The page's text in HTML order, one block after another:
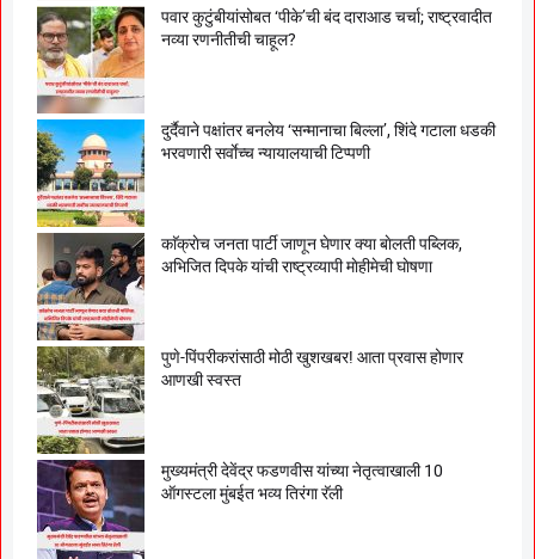
पवार कुटुंबीयांसोबत ‘पीके’ची बंद दाराआड चर्चा; राष्ट्रवादीत
नव्या रणनीतीची चाहूल?
दुर्दैवाने पक्षांतर बनलेय ‘सन्मानाचा बिल्ला’, शिंदे गटाला धडकी
भरवणारी सर्वाेच्च न्यायालयाची टिप्पणी
काॅक्राेच जनता पार्टी जाणून घेणार क्या बाेलती पब्लिक,
अभिजित दिपके यांची राष्ट्रव्यापी माेहीमेची घाेषणा
पुणे-पिंपरीकरांसाठी मोठी खुशखबर! आता प्रवास होणार
आणखी स्वस्त
मुख्यमंत्री देवेंद्र फडणवीस यांच्या नेतृत्वाखाली 10
ऑगस्टला मुंबईत भव्य तिरंगा रॅली